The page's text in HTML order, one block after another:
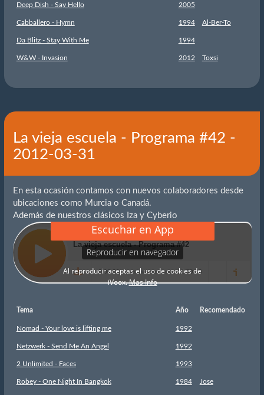
Deep Dish - Say Hello 2005
Cabballero - Hymn 1994 Al-Ber-To
Da Blitz - Stay With Me 1994
W&W - Invasion 2012 Toxsi
La vieja escuela - Programa #42 -
2012-03-31
En esta ocasión contamos con nuevos colaboradores desde
ubicaciones como Murcia o Canadá.
Además de nuestros clásicos Iza y Cyberio
Tema Año Recomendado
Nomad - Your love is lifting me 1992
Netzwerk - Send Me An Angel 1992
2 Unlimited - Faces 1993
Robey - One Night In Bangkok 1984 Jose